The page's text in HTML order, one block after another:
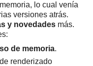
lo cual venía
versiones atrás.
y novedades más.
de memoria.
renderizado